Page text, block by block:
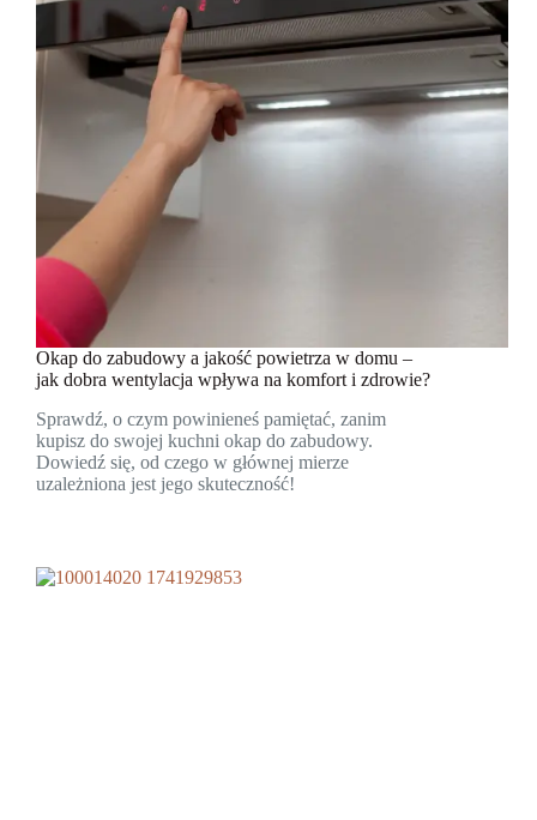
Okap do zabudowy a jakość powietrza w domu –
jak dobra wentylacja wpływa na komfort i zdrowie?
Sprawdź, o czym powinieneś pamiętać, zanim
kupisz do swojej kuchni okap do zabudowy.
Dowiedź się, od czego w głównej mierze
uzależniona jest jego skuteczność!